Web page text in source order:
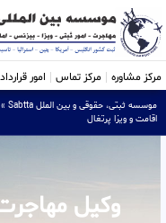
مرکز مشاوره مرکز تماس امور
موسسه ثبتی، حقوقی و بین الملل Sabtta »
اقامت و ویزا پرتغال
وکیل